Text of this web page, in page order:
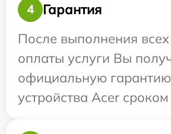
4
Гарантия
После выполнения
оплаты услуги Вы
официальную
устройства Acer